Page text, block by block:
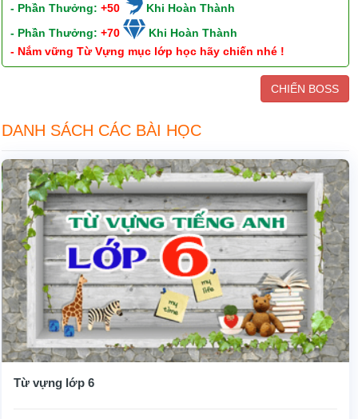
- Phần Thưởng:+50
Khi Hoàn Thành
- Phần Thưởng:+70
Khi Hoàn Thành
- Nắm vững Từ Vựng mục lớp học hãy chiến nhé !
CHIẾN BOSS
DANH SÁCH CÁC BÀI HỌC
Từ vựng lớp 6